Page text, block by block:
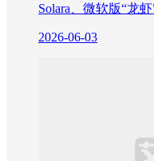
Solara、微软版“龙
2026-06-03